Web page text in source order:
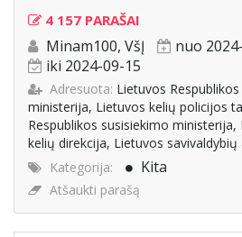
4 157 PARAŠAI
Minam100, VšĮ
nuo
iki 2024-09-15
Adresuota: Lietuvos
ministerija, Lietuvos kelių policijos
Respublikos susisiekimo
kelių direkcija, Lietuvos savivaldybių
Kategorija:
Kita
Atšaukti parašą